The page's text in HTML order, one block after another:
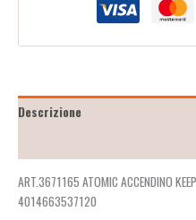
Descrizione
ART.3671165 ATOMIC ACCENDINO
4014663537120